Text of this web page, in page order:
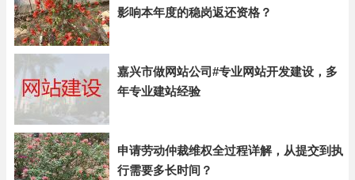
影响本年度的稳岗返还资格？
嘉兴市做网站公司#专业网站开发建设，多
年专业建站经验
申请劳动仲裁维权全过程详解，从提交到执
行需要多长时间？